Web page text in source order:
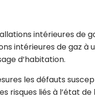
intérieures de
intérieures de gaz
d’habitation.
les défauts
risques liés à l’état de